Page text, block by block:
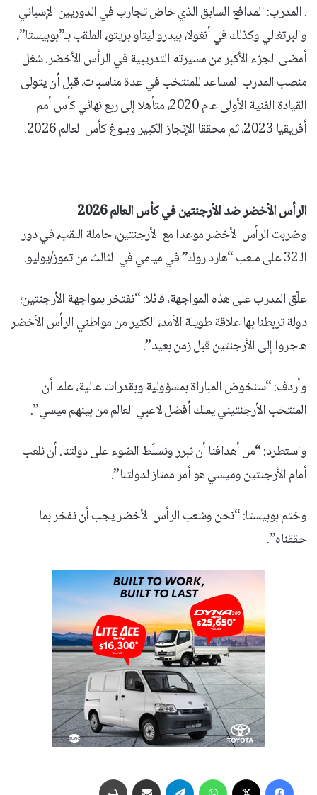
. المدرب: المدافع السابق الذي خاض تجارب في الدوريين الإسباني
والبرتغالي وكذلك في أنغولا، بيدرو ليتاو بريتو، الملقب بـ”بوبيستا”،
أمضى الجزء الأكبر من مسيرته التدريبية في الرأس الأخضر. شغل
منصب المدرب المساعد للمنتخب في عدة مناسبات، قبل أن يتولى
القيادة الفنية الأولى عام 2020، متأهلا إلى ربع نهائي كأس أمم
أفريقيا 2023، ثم محققا الإنجاز الكبير وبلوغ كأس العالم 2026.
الرأس الأخضر ضد الأرجنتين في كأس العالم 2026
وضربت الرأس الأخضر موعدا مع الأرجنتين، حاملة اللقب، في دور
الـ32 على ملعب “هارد روك” في ميامي في الثالث من تموز/يوليو.
علّق المدرب على هذه المواجهة، قائلا: “نفتخر بمواجهة الأرجنتين؛
دولة تربطنا بها علاقة طويلة الأمد، الكثير من مواطني الرأس الأخضر
هاجروا إلى الأرجنتين قبل زمن بعيد”.
وأردف: “سنخوض المباراة بمسؤولية وبقدرات عالية، علما أن
المنتخب الأرجنتيني يملك أفضل لاعبي العالم من بينهم ميسي”.
واستطرد: “من أهدافنا أن نبرز ونسلّط الضوء على دولتنا. أن نلعب
أمام الأرجنتين وميسي هو أمر ممتاز لدولتنا”.
وختم بوبيستا: “نحن وشعب الرأس الأخضر يجب أن نفخر بما
حققناه”.
فيسبوك واتساب تيلقرام مشاركة عبر البريد